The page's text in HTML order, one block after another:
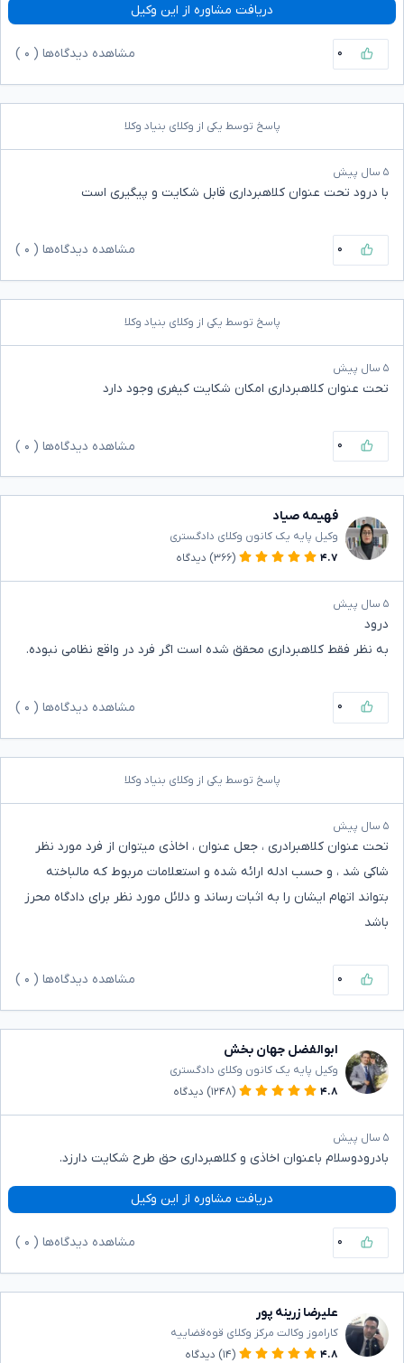
دریافت مشاوره از این وکیل
۰ مشاهده دیدگاه‌ها ( ۰
پاسخ توسط یکی از وکلای بنیاد وکلا
۵ سال پیش
با درود تحت عنوان کلاهبرداری قابل شکایت و پیگیری است
۰ مشاهده دیدگاه‌ها ( ۰
پاسخ توسط یکی از وکلای بنیاد وکلا
۵ سال پیش
تحت عنوان کلاهبرداری امکان شکایت کیفری وجود دارد
۰ مشاهده دیدگاه‌ها ( ۰
فهیمه صیاد
وکیل پایه یک کانون وکلای دادگستری
۴.۷
(۳۶۶) دیدگاه
۵ سال پیش
درود
به نظر فقط کلاهبرداری محقق شده است اگر فرد در واقع نظامی نبوده.
۰ مشاهده دیدگاه‌ها ( ۰
پاسخ توسط یکی از وکلای بنیاد وکلا
۵ سال پیش
تحت عنوان کلاهبرادری ، جعل عنوان ، اخاذی میتوان از فرد مورد نظر
شاکی شد ، و حسب ادله ارائه شده و استعلامات مربوط که مالباخته
بتواند اتهام ایشان را به اثبات رساند و دلائل مورد نظر برای دادگاه محرز
باشد
۰ مشاهده دیدگاه‌ها ( ۰
ابوالفضل جهان بخش
وکیل پایه یک کانون وکلای دادگستری
۴.۸
(۱۲۴۸) دیدگاه
۵ سال پیش
بادرودوسلام باعنوان اخاذی و کلاهبرداری حق طرح شکایت دارزد.
دریافت مشاوره از این وکیل
۰ مشاهده دیدگاه‌ها ( ۰
علیرضا زرینه پور
کاراموز وکالت مرکز وکلای قوه‌قضاییه
۴.۸
(۱۴) دیدگاه